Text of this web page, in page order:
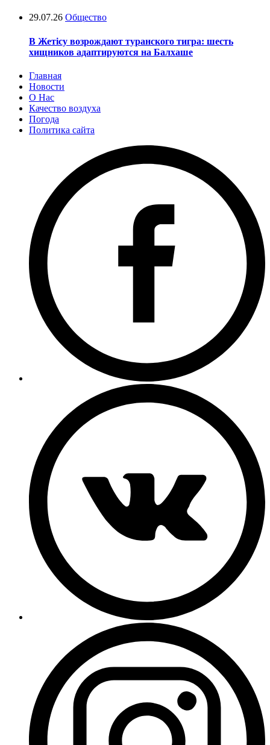
29.07.26 Общество
В Жетісу возрождают туранского тигра: шесть
хищников адаптируются на Балхаше
Главная
Новости
О Нас
Качество воздуха
Погода
Политика сайта